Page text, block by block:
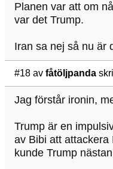
Planen var att om
var det Trump.
Iran sa nej så nu är
#18 av fåtöljpanda
Jag förstår ironin,
Trump är en
av Bibi att attackera
kunde Trump